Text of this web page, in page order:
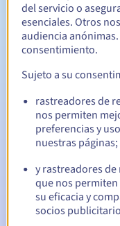
Período de
Notificaciones
Emails de aviso:60,
vencimiento
Email el día del
Email tras el
eliminación del
del servicio o
esenciales. Otros
audiencia
consentimiento.
Sujeto a su
rastreadores de
nos permiten
preferencias y
nuestras páginas;
y rastreadores de
que nos
su eficacia y
socios